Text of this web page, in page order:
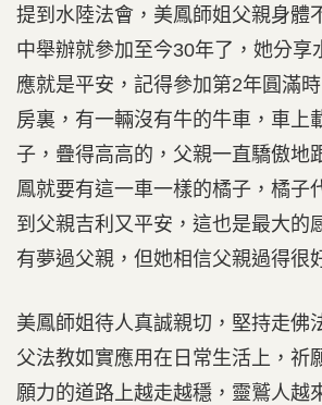
提到水陸法會，美鳳師姐父親身體
中舉辦就參加至今30年了，她分享
應就是平安，記得參加第2年圓滿
房裏，有一輛沒有牛的牛車，車上
子，疊得高高的，父親一直驕傲地
鳳就要有這一車一樣的橘子，橘子
到父親吉利又平安，這也是最大的
有夢過父親，但她相信父親過得很
美鳳師姐待人真誠親切，堅持走佛
父法教如實應用在日常生活上，祈
願力的道路上越走越穩，靈鷲人越